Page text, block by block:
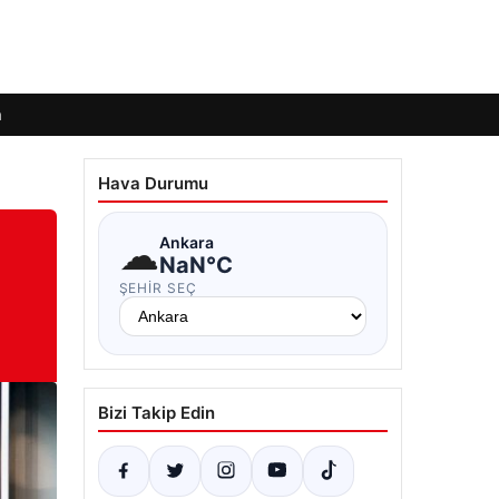
Hava Durumu
☁Ankara
NaN°C
ŞEHIR SEÇ
Bizi Takip Edin